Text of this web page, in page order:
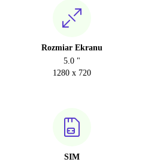
Rozmiar Ekranu
5.0 "
1280 x 720
SIM